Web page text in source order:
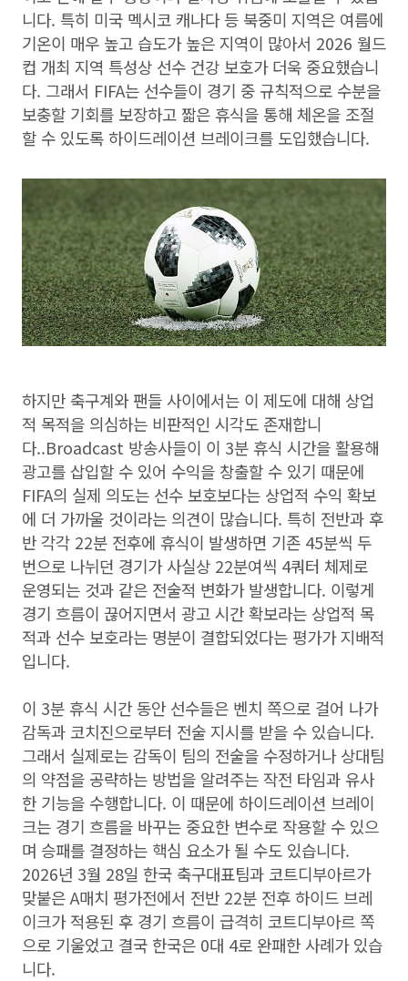
니다. 특히 미국 멕시코 캐나다 등 북중미 지역은 여름에
기온이 매우 높고 습도가 높은 지역이 많아서 2026 월드
컵 개최 지역 특성상 선수 건강 보호가 더욱 중요했습니
다. 그래서 FIFA는 선수들이 경기 중 규칙적으로 수분을
보충할 기회를 보장하고 짧은 휴식을 통해 체온을 조절
할 수 있도록 하이드레이션 브레이크를 도입했습니다.
하지만 축구계와 팬들 사이에서는 이 제도에 대해 상업
적 목적을 의심하는 비판적인 시각도 존재합니
다..Broadcast 방송사들이 이 3분 휴식 시간을 활용해
광고를 삽입할 수 있어 수익을 창출할 수 있기 때문에
FIFA의 실제 의도는 선수 보호보다는 상업적 수익 확보
에 더 가까울 것이라는 의견이 많습니다. 특히 전반과 후
반 각각 22분 전후에 휴식이 발생하면 기존 45분씩 두
번으로 나뉘던 경기가 사실상 22분여씩 4쿼터 체제로
운영되는 것과 같은 전술적 변화가 발생합니다. 이렇게
경기 흐름이 끊어지면서 광고 시간 확보라는 상업적 목
적과 선수 보호라는 명분이 결합되었다는 평가가 지배적
입니다.
이 3분 휴식 시간 동안 선수들은 벤치 쪽으로 걸어 나가
감독과 코치진으로부터 전술 지시를 받을 수 있습니다.
그래서 실제로는 감독이 팀의 전술을 수정하거나 상대팀
의 약점을 공략하는 방법을 알려주는 작전 타임과 유사
한 기능을 수행합니다. 이 때문에 하이드레이션 브레이
크는 경기 흐름을 바꾸는 중요한 변수로 작용할 수 있으
며 승패를 결정하는 핵심 요소가 될 수도 있습니다.
2026년 3월 28일 한국 축구대표팀과 코트디부아르가
맞붙은 A매치 평가전에서 전반 22분 전후 하이드 브레
이크가 적용된 후 경기 흐름이 급격히 코트디부아르 쪽
으로 기울었고 결국 한국은 0대 4로 완패한 사례가 있습
니다.